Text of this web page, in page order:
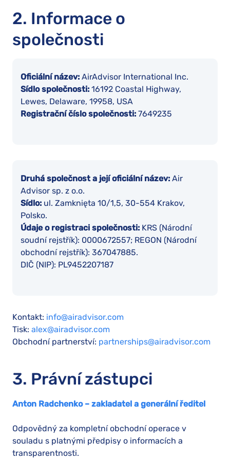
2. Informace o
společnosti
Oficiální název: AirAdvisor International Inc.
Sídlo společnosti: 16192 Coastal Highway,
Lewes, Delaware, 19958, USA
Registrační číslo společnosti: 7649235
Druhá společnost a její oficiální název: Air
Advisor sp. z o.o.
Sídlo: ul. Zamknięta 10/1,5, 30-554 Krakov,
Polsko.
Údaje o registraci společnosti: KRS (Národní
soudní rejstřík): 0000672557; REGON (Národní
obchodní rejstřík): 367047885.
DIČ (NIP): PL9452207187
Kontakt: info@airadvisor.com
Tisk: alex@airadvisor.com
Obchodní partnerství: partnerships@airadvisor.com
3. Právní zástupci
Anton Radchenko – zakladatel a generální ředitel
Odpovědný za kompletní obchodní operace v
souladu s platnými předpisy o informacích a
transparentnosti.